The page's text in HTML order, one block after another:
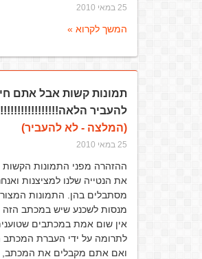
25 במאי 2010
המשך לקרוא »
תמונות קשות אבל אתם
להעביר
(המלצה - לא להעביר)
25 במאי 2010
ההזהרה מפני התמונות הקשות
את הנטייה שלנו למציצנות
מסתבלים בהן. התמונות
מנסות לשכנע שיש במכתב
אין שום אמת במכתבים
לתרומה על ידי העברת המכתב
ואם אתם מקבלים את המכתב,